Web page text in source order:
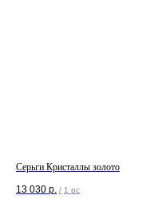
Серьги Кристаллы золото
13 030 р. / 1 pc